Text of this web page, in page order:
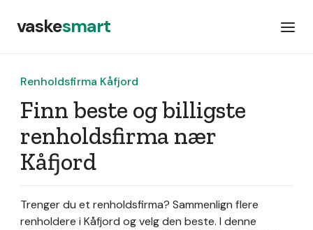
vaskesmart
Renholdsfirma Kåfjord
Finn beste og billigste
renholdsfirma nær
Kåfjord
Trenger du et renholdsfirma? Sammenlign flere
renholdere i Kåfjord og velg den beste. I denne